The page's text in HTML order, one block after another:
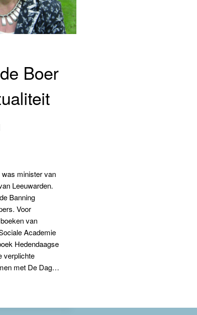
Boer
minister van
Leeuwarden.
Banning
Voor
van
Academie
Hedendaagse
verplichte
met De Dag…